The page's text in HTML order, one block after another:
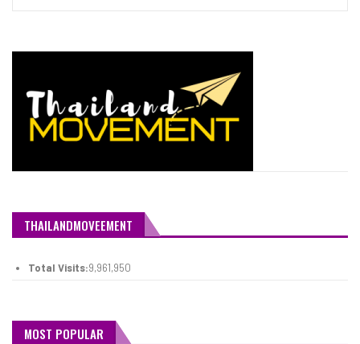
THAILANDMOVEEMENT
Total Visits:9,961,950
MOST POPULAR